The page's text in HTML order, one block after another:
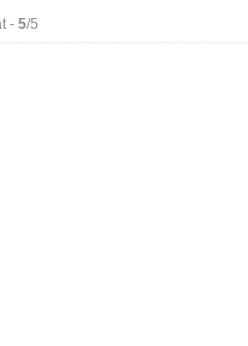
- 5/5